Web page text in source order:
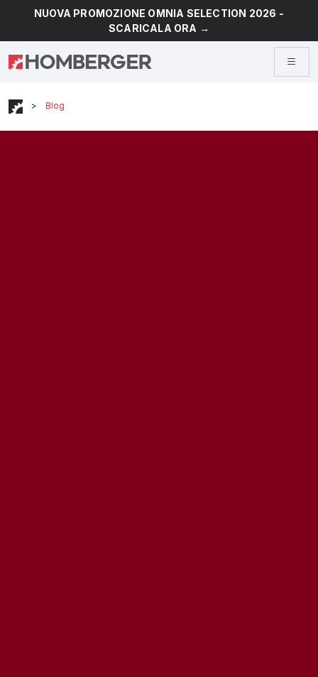
NUOVA PROMOZIONE OMNIA SELECTION 2026 -
SCARICALA ORA →
> Blog